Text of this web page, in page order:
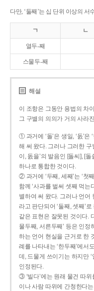
다만, ‘둘째’는 십 단위 이상의 서
ㄱ ㄴ
열두-째
스물두-째
해설
이 조항은 그동안 용법의 차
그 구별의 의의가 거의 사라
① 과거에 ‘돌’은 생일, ‘돐’은
해 써 왔다. 그러나 그러한 구
이, 돐을’의 발음인 [돌씨], [
하나로 통합한 것이다.
② 과거에 ‘두째, 세째’는 ‘첫
함께 ‘사과를 벌써 셋째 먹는
별하여 써 왔다. 그러나 언어
라고 판단되어 ‘둘째, 셋째’
같은 표현은 잘못된 것이다.
물두째, 서른두째’ 등은 인정
하는 언어 현실을 근거로 한
례를 나타내는 ‘한두째’에서
데, 드물게 쓰이기는 하지만 ‘
인정된다.
③ ‘빌다’에는 원래 물건 따
이나 사람 따위에 간청한다